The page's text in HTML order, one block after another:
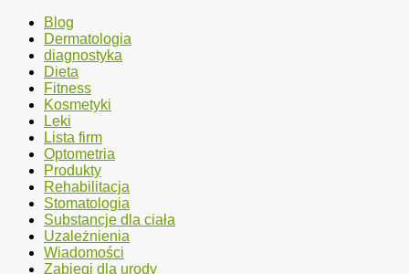
Blog
Dermatologia
diagnostyka
Dieta
Fitness
Kosmetyki
Leki
Lista firm
Optometria
Produkty
Rehabilitacja
Stomatologia
Substancje dla ciała
Uzależnienia
Wiadomości
Zabiegi dla urody